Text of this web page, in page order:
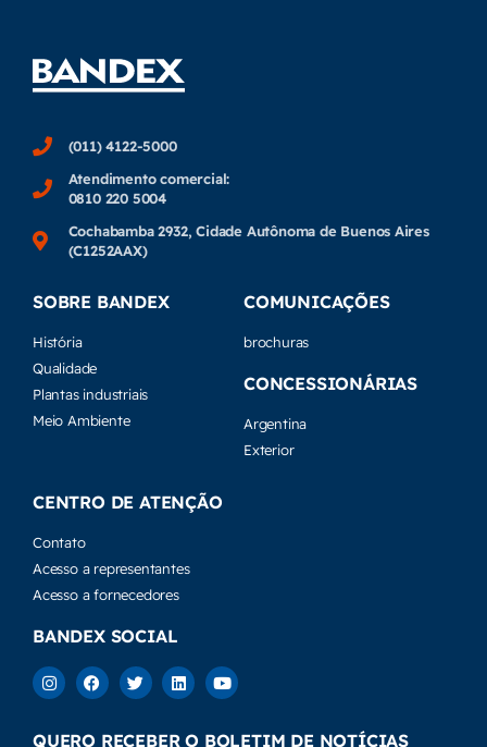
(011) 4122-5000
Atendimento comercial:
0810 220 5004
Cochabamba 2932, Cidade Autônoma de Buenos Aires
(C1252AAX)
SOBRE BANDEX
História
Qualidade
Plantas industriais
Meio Ambiente
COMUNICAÇÕES
brochuras
CONCESSIONÁRIAS
Argentina
Exterior
CENTRO DE ATENÇÃO
Contato
Acesso a representantes
Acesso a fornecedores
BANDEX SOCIAL
QUERO RECEBER O BOLETIM DE NOTÍCIAS